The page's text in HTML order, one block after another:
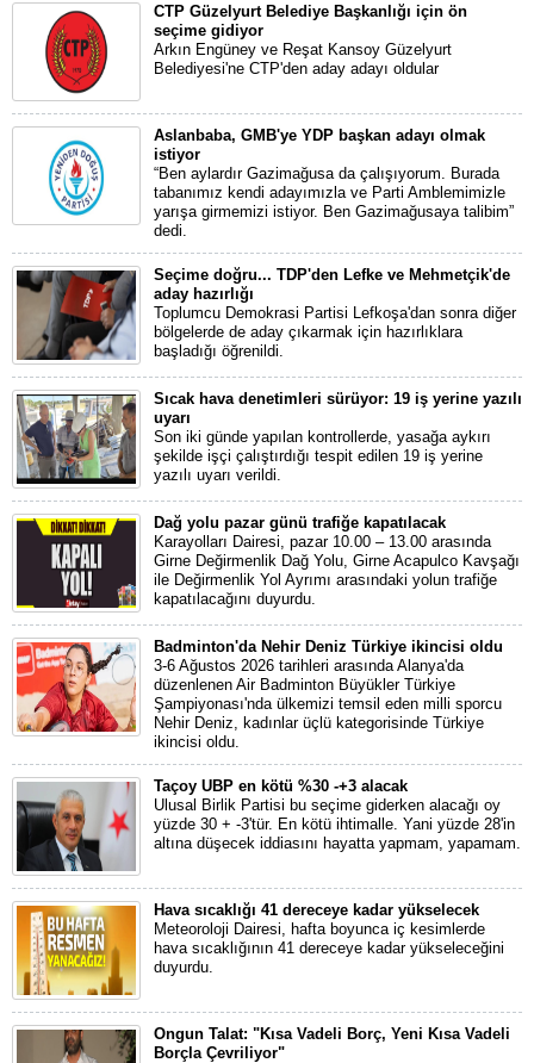
CTP Güzelyurt Belediye Başkanlığı için ön
seçime gidiyor
Arkın Engüney ve Reşat Kansoy Güzelyurt
Belediyesi'ne CTP'den aday adayı oldular
Aslanbaba, GMB'ye YDP başkan adayı olmak
istiyor
“Ben aylardır Gazimağusa da çalışıyorum. Burada
tabanımız kendi adayımızla ve Parti Amblemimizle
yarışa girmemizi istiyor. Ben Gazimağusaya talibim”
dedi.
Seçime doğru... TDP'den Lefke ve Mehmetçik'de
aday hazırlığı
Toplumcu Demokrasi Partisi Lefkoşa'dan sonra diğer
bölgelerde de aday çıkarmak için hazırlıklara
başladığı öğrenildi.
Sıcak hava denetimleri sürüyor: 19 iş yerine yazılı
uyarı
Son iki günde yapılan kontrollerde, yasağa aykırı
şekilde işçi çalıştırdığı tespit edilen 19 iş yerine
yazılı uyarı verildi.
Dağ yolu pazar günü trafiğe kapatılacak
Karayolları Dairesi, pazar 10.00 – 13.00 arasında
Girne Değirmenlik Dağ Yolu, Girne Acapulco Kavşağı
ile Değirmenlik Yol Ayrımı arasındaki yolun trafiğe
kapatılacağını duyurdu.
Badminton'da Nehir Deniz Türkiye ikincisi oldu
3-6 Ağustos 2026 tarihleri arasında Alanya'da
düzenlenen Air Badminton Büyükler Türkiye
Şampiyonası'nda ülkemizi temsil eden milli sporcu
Nehir Deniz, kadınlar üçlü kategorisinde Türkiye
ikincisi oldu.
Taçoy UBP en kötü %30 -+3 alacak
Ulusal Birlik Partisi bu seçime giderken alacağı oy
yüzde 30 + -3'tür. En kötü ihtimalle. Yani yüzde 28'in
altına düşecek iddiasını hayatta yapmam, yapamam.
Hava sıcaklığı 41 dereceye kadar yükselecek
Meteoroloji Dairesi, hafta boyunca iç kesimlerde
hava sıcaklığının 41 dereceye kadar yükseleceğini
duyurdu.
Ongun Talat: "Kısa Vadeli Borç, Yeni Kısa Vadeli
Borçla Çevriliyor"